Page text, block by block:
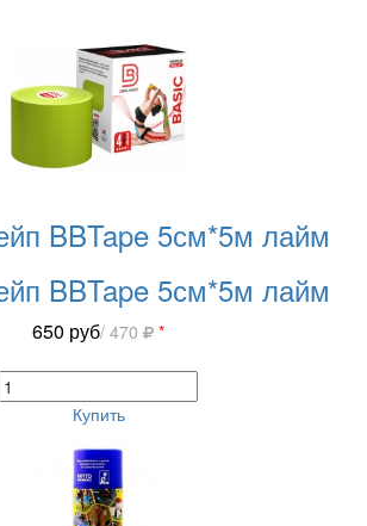
BBTape 5см*5м лайм
BBTape 5см*5м лайм
650 руб/ 470 *
Купить